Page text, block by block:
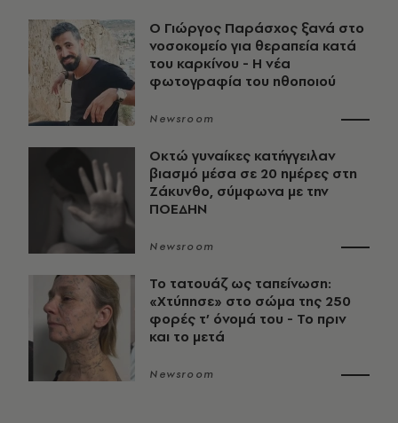
O Γιώργος Παράσχος ξανά στο
νοσοκομείο για θεραπεία κατά
του καρκίνου - Η νέα
φωτογραφία του ηθοποιού
Newsroom
Οκτώ γυναίκες κατήγγειλαν
βιασμό μέσα σε 20 ημέρες στη
Ζάκυνθο, σύμφωνα με την
ΠΟΕΔΗΝ
Newsroom
Το τατουάζ ως ταπείνωση:
«Χτύπησε» στο σώμα της 250
φορές τ’ όνομά του - Το πριν
και το μετά
Newsroom